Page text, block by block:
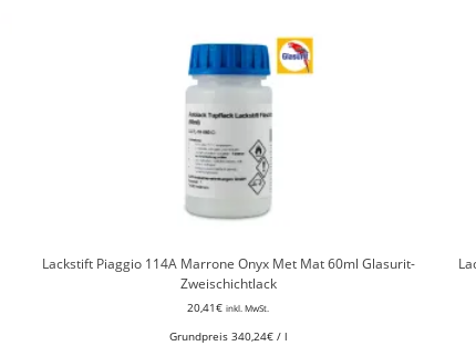
Lackstift Piaggio 114A Marrone Onyx Met Mat 60ml Glasurit-
Zweischichtlack
20,41€ inkl. MwSt.
Grundpreis 340,24€/ l